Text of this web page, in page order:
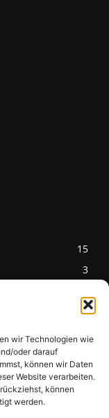
wir Technologien wie
oder darauf
können wir Daten
Website verarbeiten.
können
werden.
15
3
Pilzseite
Seltene Pilze aus
Mainfranken und
Deutschland